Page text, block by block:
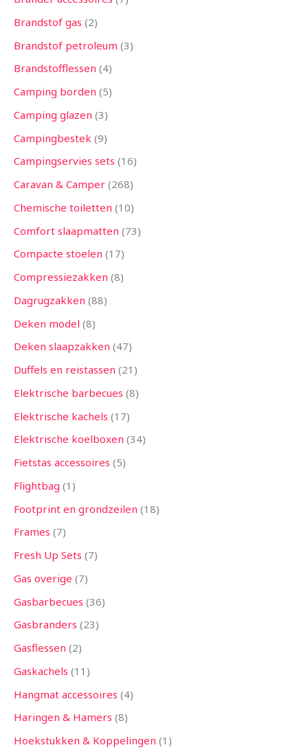
Brandstof gas 2
Brandstof petroleum 3
Brandstofflessen 4
Camping borden 5
Camping glazen 3
Campingbestek 9
Campingservies sets 16
Caravan & Camper 268
Chemische toiletten 10
Comfort slaapmatten 73
Compacte stoelen 17
Compressiezakken 8
Dagrugzakken 88
Deken model 8
Deken slaapzakken 47
Duffels en reistassen 21
Elektrische barbecues 8
Elektrische kachels 17
Elektrische koelboxen 34
Fietstas accessoires 5
Flightbag 1
Footprint en grondzeilen 18
Frames 7
Fresh Up Sets 7
Gas overige 7
Gasbarbecues 36
Gasbranders 23
Gasflessen 2
Gaskachels 11
Hangmat accessoires 4
Haringen & Hamers 8
Hoekstukken & Koppelingen 1